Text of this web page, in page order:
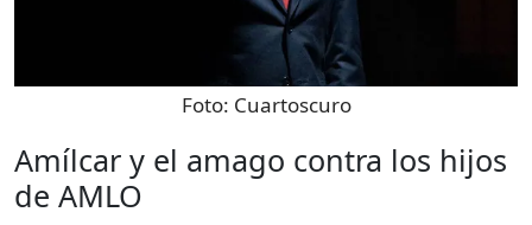
Foto: Cuartoscuro
Amílcar y el amago contra los hijos
de AMLO